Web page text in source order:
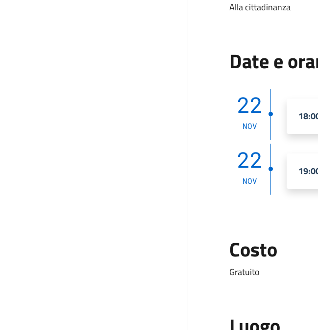
Alla cittadinanza
Date e
22
NOV
22
NOV
Costo
Gratuito